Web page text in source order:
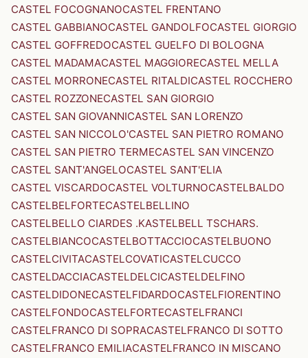
CASTEL FOCOGNANOCASTEL FRENTANO
CASTEL GABBIANOCASTEL GANDOLFOCASTEL GIORGIO
CASTEL GOFFREDOCASTEL GUELFO DI BOLOGNA
CASTEL MADAMACASTEL MAGGIORECASTEL MELLA
CASTEL MORRONECASTEL RITALDICASTEL ROCCHERO
CASTEL ROZZONECASTEL SAN GIORGIO
CASTEL SAN GIOVANNICASTEL SAN LORENZO
CASTEL SAN NICCOLO'CASTEL SAN PIETRO ROMANO
CASTEL SAN PIETRO TERMECASTEL SAN VINCENZO
CASTEL SANT'ANGELOCASTEL SANT'ELIA
CASTEL VISCARDOCASTEL VOLTURNOCASTELBALDO
CASTELBELFORTECASTELBELLINO
CASTELBELLO CIARDES .KASTELBELL TSCHARS.
CASTELBIANCOCASTELBOTTACCIOCASTELBUONO
CASTELCIVITACASTELCOVATICASTELCUCCO
CASTELDACCIACASTELDELCICASTELDELFINO
CASTELDIDONECASTELFIDARDOCASTELFIORENTINO
CASTELFONDOCASTELFORTECASTELFRANCI
CASTELFRANCO DI SOPRACASTELFRANCO DI SOTTO
CASTELFRANCO EMILIACASTELFRANCO IN MISCANO